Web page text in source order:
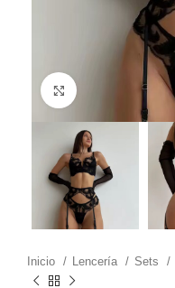
Click to enlarge
Inicio Lencería Sets